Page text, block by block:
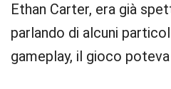
Ethan Carter, era già
parlando di alcuni
gameplay, il gioco